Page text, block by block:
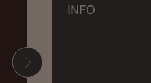
INFO